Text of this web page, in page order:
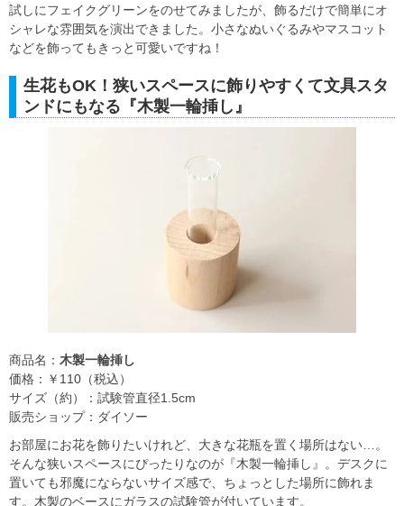
試しにフェイクグリーンをのせてみましたが、飾るだけで簡単にオ
シャレな雰囲気を演出できました。小さなぬいぐるみやマスコット
などを飾ってもきっと可愛いですね！
生花もOK！狭いスペースに飾りやすくて文具スタ
ンドにもなる『木製一輪挿し』
商品名： 木製一輪挿し
価格：￥110（税込）
サイズ（約）：試験管直径1.5cm
販売ショップ：ダイソー
お部屋にお花を飾りたいけれど、大きな花瓶を置く場所はない…。
そんな狭いスペースにぴったりなのが『木製一輪挿し』。デスクに
置いても邪魔にならないサイズ感で、ちょっとした場所に飾れま
す。木製のベースにガラスの試験管が付いています。